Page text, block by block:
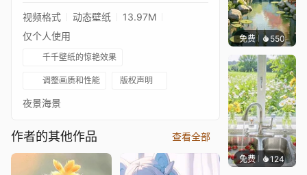
视频格式 动态壁纸
13.97M
仅个人使用
千千壁纸的惊艳效果
调整画质和性能 版权声明
夜景海景
作者的其他作品 查看全部
免费 550渔小小
免费 124豆子